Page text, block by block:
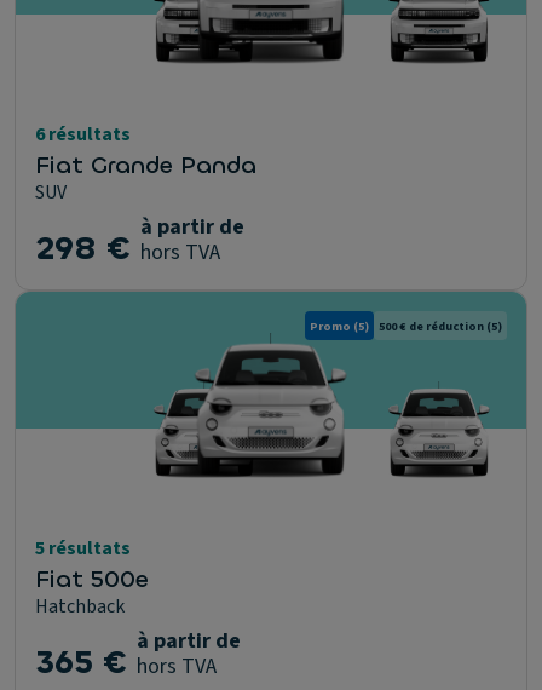
6 résultats
Fiat Grande Panda
SUV
298 € à partir de
hors TVA
Promo (5) 500 € de réduction (5)
5 résultats
Fiat 500e
Hatchback
365 € à partir de
hors TVA